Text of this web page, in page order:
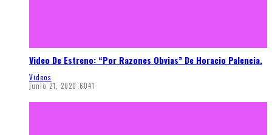
Video De Estreno: “Por Razones Obvias” De Horacio Palencia.
Videos
junio 21, 2020 6041